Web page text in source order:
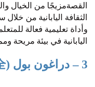
القصةمزيجًا من الخيال
الثقافة اليابانية من
وأداة تعليمية فعالة
اليابانية في بيئة مريحة
3 – دراغون بول (ドラゴンボール 完全)